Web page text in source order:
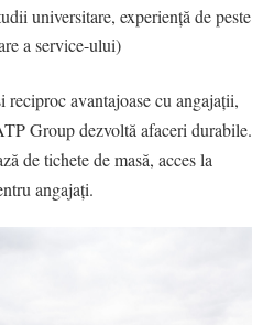
universitare, experiență de peste
a service-ului)
avantajoase cu angajații,
Group dezvoltă afaceri durabile.
de tichete de masă, acces la
angajați.